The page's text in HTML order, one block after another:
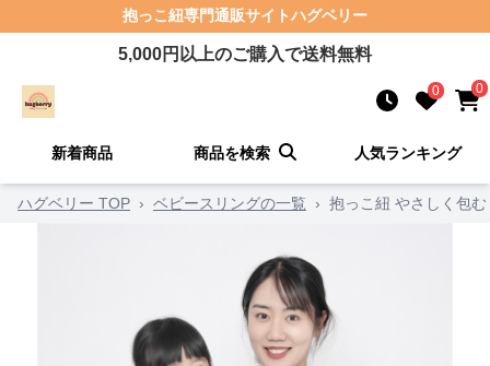
抱っこ紐専門通販サイトハグベリー
5,000円以上のご購入で送料無料
0 0
新着商品 商品を検索 人気ランキング
ハグベリー TOP › ベビースリングの一覧 › 抱っこ紐 やさしく包